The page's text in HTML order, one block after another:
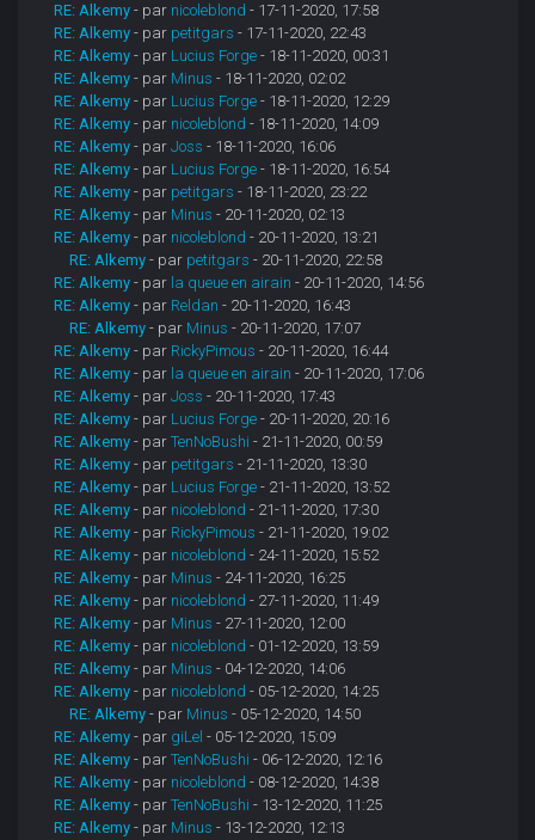
RE: Alkemy - par nicoleblond - 17-11-2020, 17:58
RE: Alkemy - par petitgars - 17-11-2020, 22:43
RE: Alkemy - par Lucius Forge - 18-11-2020, 00:31
RE: Alkemy - par Minus - 18-11-2020, 02:02
RE: Alkemy - par Lucius Forge - 18-11-2020, 12:29
RE: Alkemy - par nicoleblond - 18-11-2020, 14:09
RE: Alkemy - parJoss - 18-11-2020, 16:06
RE: Alkemy - par Lucius Forge - 18-11-2020, 16:54
RE: Alkemy - par petitgars - 18-11-2020, 23:22
RE: Alkemy - par Minus - 20-11-2020, 02:13
RE: Alkemy - par nicoleblond - 20-11-2020, 13:21
RE: Alkemy - par petitgars - 20-11-2020, 22:58
RE: Alkemy - par la queue en airain - 20-11-2020, 14:56
RE: Alkemy - par Reldan - 20-11-2020, 16:43
RE: Alkemy - par Minus - 20-11-2020, 17:07
RE: Alkemy - par RickyPimous - 20-11-2020, 16:44
RE: Alkemy - par la queue en airain - 20-11-2020, 17:06
RE: Alkemy - parJoss - 20-11-2020, 17:43
RE: Alkemy - par Lucius Forge - 20-11-2020, 20:16
RE: Alkemy - parTenNoBushi - 21-11-2020, 00:59
RE: Alkemy - par petitgars - 21-11-2020, 13:30
RE: Alkemy - par Lucius Forge - 21-11-2020, 13:52
RE: Alkemy - par nicoleblond - 21-11-2020, 17:30
RE: Alkemy - par RickyPimous - 21-11-2020, 19:02
RE: Alkemy - par nicoleblond - 24-11-2020, 15:52
RE: Alkemy - par Minus - 24-11-2020, 16:25
RE: Alkemy - par nicoleblond - 27-11-2020, 11:49
RE: Alkemy - par Minus - 27-11-2020, 12:00
RE: Alkemy - par nicoleblond - 01-12-2020, 13:59
RE: Alkemy - par Minus - 04-12-2020, 14:06
RE: Alkemy - par nicoleblond - 05-12-2020, 14:25
RE: Alkemy - par Minus - 05-12-2020, 14:50
RE: Alkemy - par giLel - 05-12-2020, 15:09
RE: Alkemy - parTenNoBushi - 06-12-2020, 12:16
RE: Alkemy - par nicoleblond - 08-12-2020, 14:38
RE: Alkemy - parTenNoBushi - 13-12-2020, 11:25
RE: Alkemy - par Minus - 13-12-2020, 12:13